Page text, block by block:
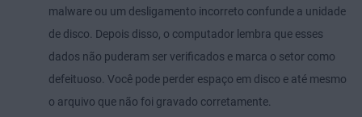
malware ou um desligamento incorreto confunde a unidade
de disco. Depois disso, o computador lembra que esses
dados não puderam ser verificados e marca o setor como
defeituoso. Você pode perder espaço em disco e até mesmo
o arquivo que não foi gravado corretamente.